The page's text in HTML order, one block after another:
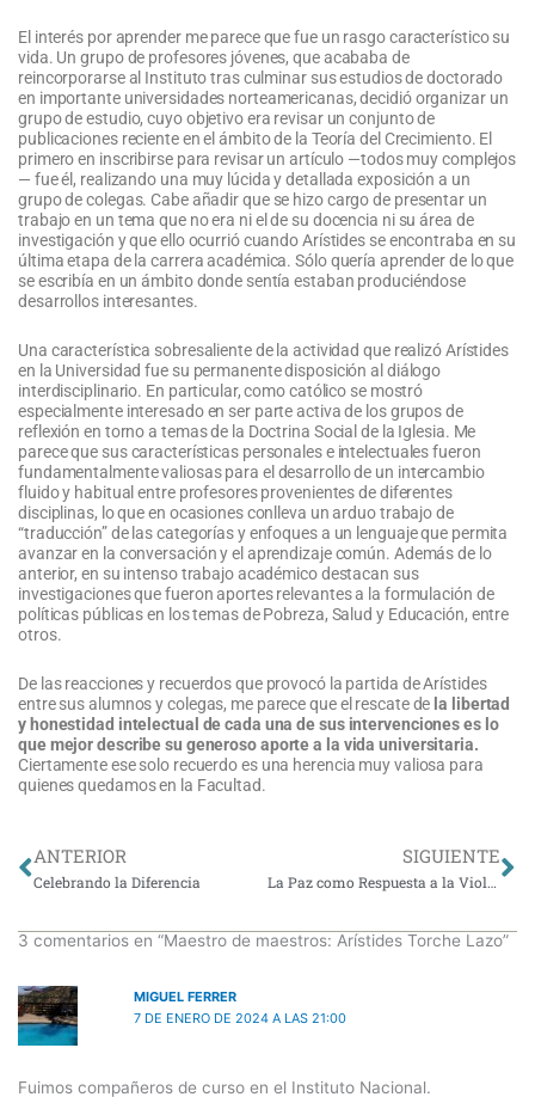
El interés por aprender me parece que fue un rasgo característico su
vida. Un grupo de profesores jóvenes, que acababa de
reincorporarse al Instituto tras culminar sus estudios de doctorado
en importante universidades norteamericanas, decidió organizar un
grupo de estudio, cuyo objetivo era revisar un conjunto de
publicaciones reciente en el ámbito de la Teoría del Crecimiento. El
primero en inscribirse para revisar un artículo —todos muy complejos
— fue él, realizando una muy lúcida y detallada exposición a un
grupo de colegas. Cabe añadir que se hizo cargo de presentar un
trabajo en un tema que no era ni el de su docencia ni su área de
investigación y que ello ocurrió cuando Arístides se encontraba en su
última etapa de la carrera académica. Sólo quería aprender de lo que
se escribía en un ámbito donde sentía estaban produciéndose
desarrollos interesantes.
Una característica sobresaliente de la actividad que realizó Arístides
en la Universidad fue su permanente disposición al diálogo
interdisciplinario. En particular, como católico se mostró
especialmente interesado en ser parte activa de los grupos de
reflexión en torno a temas de la Doctrina Social de la Iglesia. Me
parece que sus características personales e intelectuales fueron
fundamentalmente valiosas para el desarrollo de un intercambio
fluido y habitual entre profesores provenientes de diferentes
disciplinas, lo que en ocasiones conlleva un arduo trabajo de
“traducción” de las categorías y enfoques a un lenguaje que permita
avanzar en la conversación y el aprendizaje común. Además de lo
anterior, en su intenso trabajo académico destacan sus
investigaciones que fueron aportes relevantes a la formulación de
políticas públicas en los temas de Pobreza, Salud y Educación, entre
otros.
De las reacciones y recuerdos que provocó la partida de Arístides
entre sus alumnos y colegas, me parece que el rescate de la libertad
y honestidad intelectual de cada una de sus intervenciones es lo
que mejor describe su generoso aporte a la vida universitaria.
Ciertamente ese solo recuerdo es una herencia muy valiosa para
quienes quedamos en la Facultad.
Ant
ANTERIOR
Celebrando la Diferencia
SIGUIENTE
La Paz como Respuesta a la Violencia
3 comentarios en “Maestro de maestros: Arístides Torche Lazo”
MIGUEL FERRER
7 DE ENERO DE 2024 A LAS 21:00
Fuimos compañeros de curso en el Instituto Nacional.